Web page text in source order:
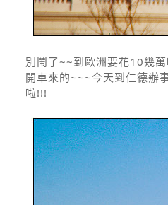
別鬧了~~到歐洲要花10幾
開車來的~~~今天到仁德辦
啦!!!